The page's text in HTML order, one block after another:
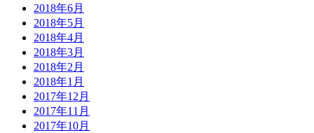
2018年6月
2018年5月
2018年4月
2018年3月
2018年2月
2018年1月
2017年12月
2017年11月
2017年10月